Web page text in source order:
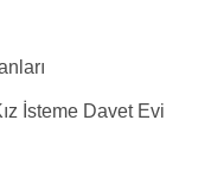
İsteme Davet Evi